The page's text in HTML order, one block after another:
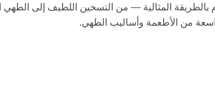
بالطريقة المثالية — من التسخين اللطيف إلى الطهي
من الأطعمة وأساليب الطهي.